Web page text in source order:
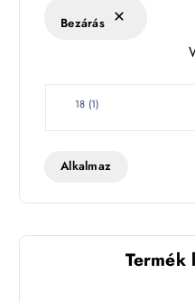
k
Bezárás
W
t
18 (1)
Alkalmaz
Termék